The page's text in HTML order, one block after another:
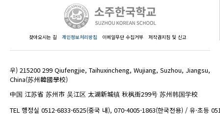
찾아오시는 길 개인정보처리방침 이메일무단 수집거부 저작권지침 및 신고
우) 215200 299 Qiufengjie, Taihuxincheng, Wujiang, Suzhou, Jiangsu,
China(苏州韓國學校)
中国 江苏省 苏州市 吴江区 太湖新城镇 秋枫街299号 苏州韩国学校
TEL 행정실 0512-6833-6525(중국 내), 070-4005-1863(한국전용) / 유·초등